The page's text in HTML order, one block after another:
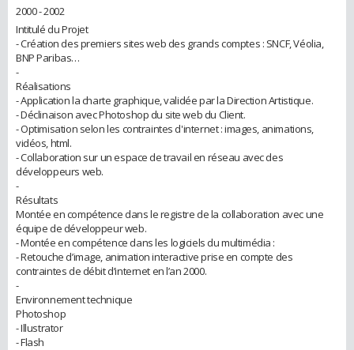
2000 - 2002
Intitulé du Projet
- Création des premiers sites web des grands comptes : SNCF, Véolia,
BNP Paribas…
-
Réalisations
- Application la charte graphique, validée par la Direction Artistique.
- Déclinaison avec Photoshop du site web du Client.
- Optimisation selon les contraintes d'internet : images, animations,
vidéos, html.
- Collaboration sur un espace de travail en réseau avec des
développeurs web.
-
Résultats
Montée en compétence dans le registre de la collaboration avec une
équipe de développeur web.
- Montée en compétence dans les logiciels du multimédia :
- Retouche d’image, animation interactive prise en compte des
contraintes de débit d’internet en l’an 2000.
-
Environnement technique
Photoshop
- Illustrator
- Flash